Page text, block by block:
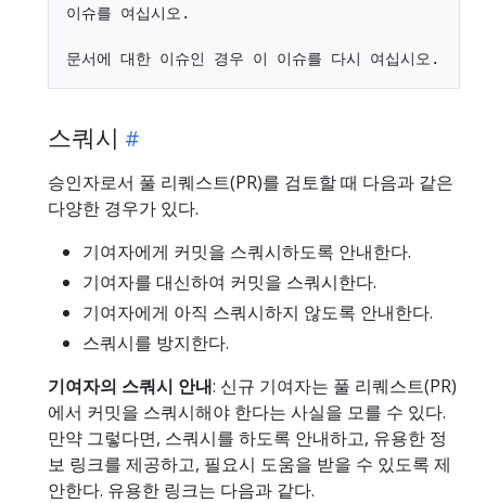
이슈를 여십시오.
스쿼시
승인자로서 풀 리퀘스트(PR)를 검토할 때 다음과 같은
다양한 경우가 있다.
기여자에게 커밋을 스쿼시하도록 안내한다.
기여자를 대신하여 커밋을 스쿼시한다.
기여자에게 아직 스쿼시하지 않도록 안내한다.
스쿼시를 방지한다.
기여자의 스쿼시 안내: 신규 기여자는 풀 리퀘스트(PR)
에서 커밋을 스쿼시해야 한다는 사실을 모를 수 있다.
만약 그렇다면, 스쿼시를 하도록 안내하고, 유용한 정
보 링크를 제공하고, 필요시 도움을 받을 수 있도록 제
안한다. 유용한 링크는 다음과 같다.